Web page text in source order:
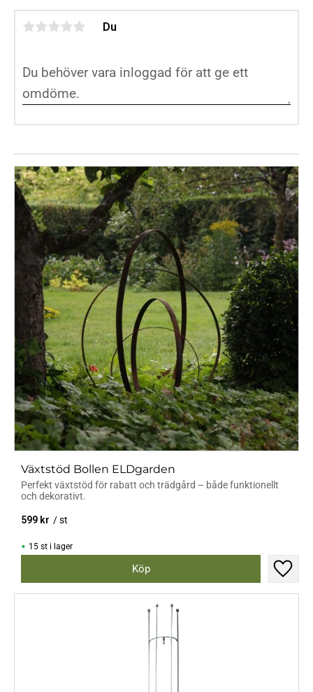
Du
Växtstöd Bollen ELDgarden
Perfekt växtstöd för rabatt och trädgård – både funktionellt
och dekorativt.
599 kr /st
Lägg
15 st i lager